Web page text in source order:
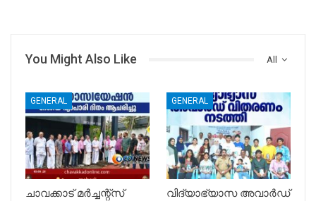
All
You Might Also Like
GENERAL
ചാവക്കാട് മർച്ചന്റ്സ്
GENERAL
വിദ്യാഭ്യാസ അവാർഡ്